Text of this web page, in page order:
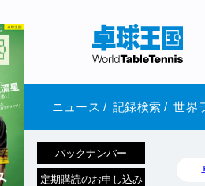
ニュース / 記録検索 / 世界
バックナンバー
定期購読のお申し込み